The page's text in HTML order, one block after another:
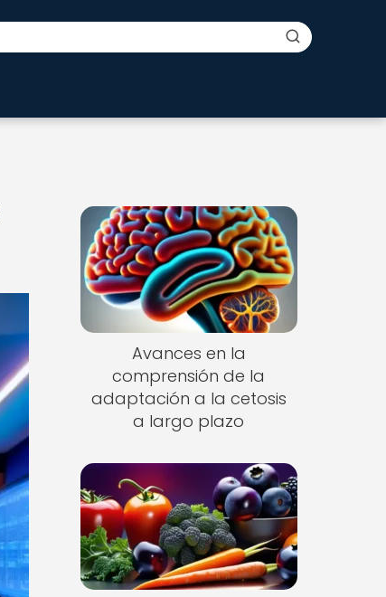
Avances en la
comprensión de la
adaptación a la cetosis
a largo plazo